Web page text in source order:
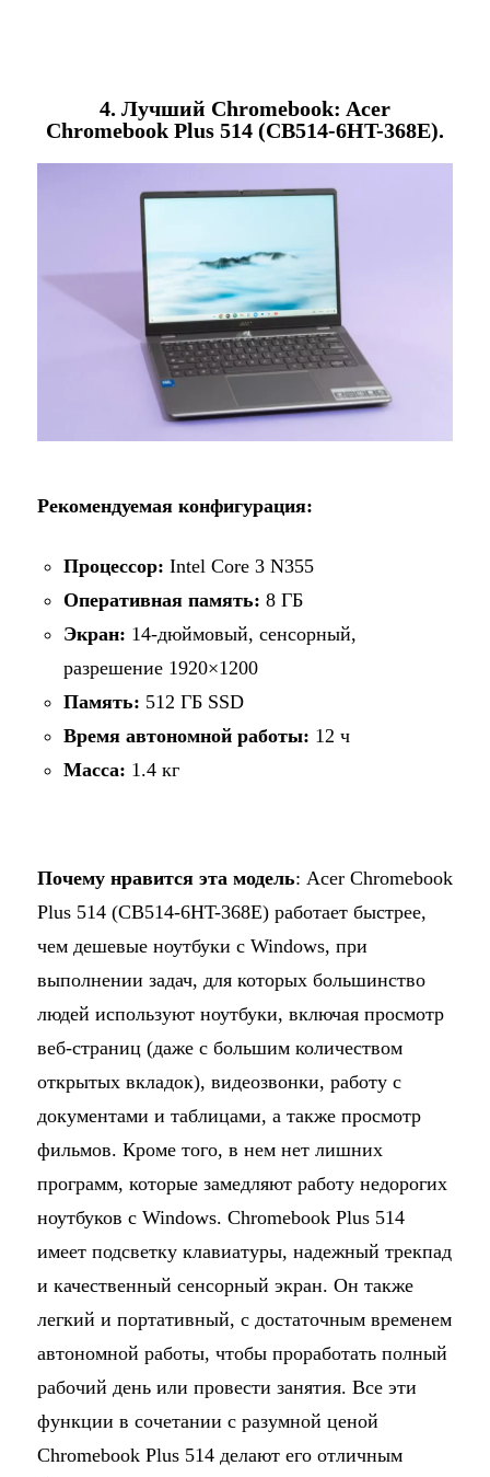
4. Лучший Chromebook: Acer
Chromebook Plus 514 (CB514-6HT-368E).
Рекомендуемая конфигурация:
Процессор: Intel Core 3 N355
Оперативная память: 8 ГБ
Экран: 14-дюймовый, сенсорный,
разрешение 1920×1200
Память: 512 ГБ SSD
Время автономной работы: 12 ч
Масса: 1.4 кг
Почему нравится эта модель: Acer Chromebook
Plus 514 (CB514-6HT-368E) работает быстрее,
чем дешевые ноутбуки с Windows, при
выполнении задач, для которых большинство
людей используют ноутбуки, включая просмотр
веб-страниц (даже с большим количеством
открытых вкладок), видеозвонки, работу с
документами и таблицами, а также просмотр
фильмов. Кроме того, в нем нет лишних
программ, которые замедляют работу недорогих
ноутбуков с Windows. Chromebook Plus 514
имеет подсветку клавиатуры, надежный трекпад
и качественный сенсорный экран. Он также
легкий и портативный, с достаточным временем
автономной работы, чтобы проработать полный
рабочий день или провести занятия. Все эти
функции в сочетании с разумной ценой
Chromebook Plus 514 делают его отличным